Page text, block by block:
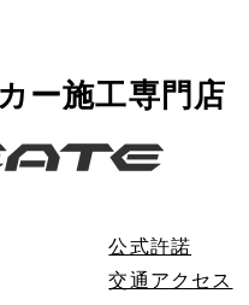
ー施工専門店
公式許諾
交通アクセス